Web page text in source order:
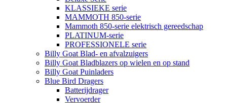
KLASSIEKE serie
MAMMOTH 850-serie
Mammoth 850-serie elektrisch gereedschap
PLATINUM-serie
PROFESSIONELE serie
Billy Goat Blad- en afvalzuigers
Billy Goat Bladblazers op wielen en op stand
Billy Goat Puinladers
Blue Bird Dragers
Batterijdrager
Vervoerder